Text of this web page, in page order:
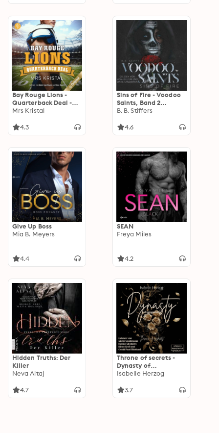
Bay Rouge Lions -
Quarterback Deal -
College Football-
(Ungekürzt)
Mrs Kristal
4.3
Sins of Fire - Voodoo
Saints, Band 2
(ungekürzt)
B. B. Stiffers
4.6
Give Up Boss
Mia B. Meyers
4.4
SEAN
Freya Miles
4.2
Hidden Truths: Der
Killer
Neva Altaj
4.7
Throne of secrets -
Dynasty of
vengeance, Band 1
Isabelle Herzog
3.7